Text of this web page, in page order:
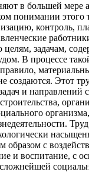
в большей мере
понимании этого
контроль,
задачам,
В процессе
создаются. Этот
и направлений
образом с
и воспитание, с